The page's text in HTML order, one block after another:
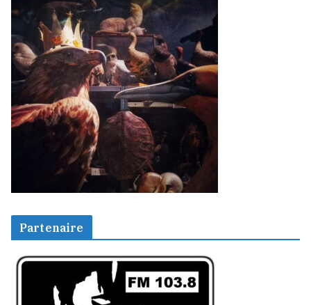
Partenaire